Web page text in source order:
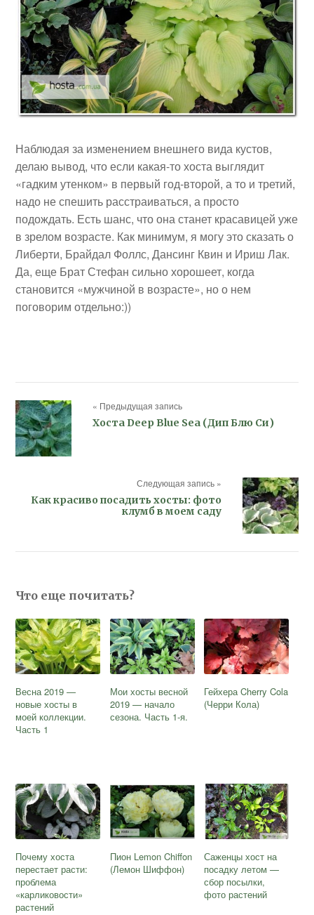
Наблюдая за изменением внешнего вида кустов,
делаю вывод, что если какая-то хоста выглядит
«гадким утенком» в первый год-второй, а то и третий,
надо не спешить расстраиваться, а просто
подождать. Есть шанс, что она станет красавицей уже
в зрелом возрасте. Как минимум, я могу это сказать о
Либерти, Брайдал Фоллс, Дансинг Квин и Ириш Лак.
Да, еще Брат Стефан сильно хорошеет, когда
становится «мужчиной в возрасте», но о нем
поговорим отдельно:))
« Предыдущая запись
Хоста Deep Blue Sea (Дип Блю Си)
Следующая запись »
Как красиво посадить хосты: фото
клумб в моем саду
Что еще почитать?
Весна 2019 —
новые хосты в
моей коллекции.
Часть 1
Мои хосты весной
2019 — начало
сезона. Часть 1-я.
Гейхера Cherry Cola
(Черри Кола)
Почему хоста
перестает расти:
проблема
«карликовости»
растений
Пион Lemon Chiffon
(Лемон Шиффон)
Саженцы хост на
посадку летом —
сбор посылки,
фото растений